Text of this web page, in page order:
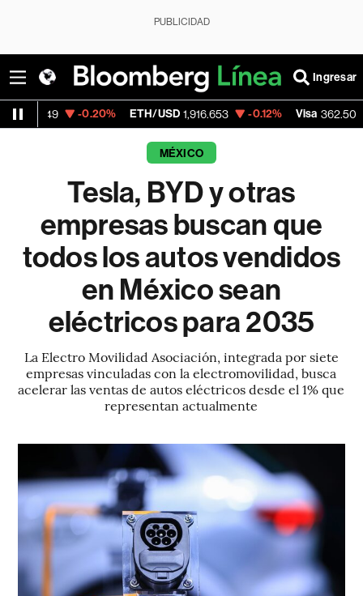
PUBLICIDAD
Ingresar
-0.20% ETH/USD 1,916.653 -0.12% Visa 362.50 -2.15%
MÉXICO
Tesla, BYD y otras
empresas buscan que
todos los autos vendidos
en México sean
eléctricos para 2035
La Electro Movilidad Asociación, integrada por siete
empresas vinculadas con la electromovilidad, busca
acelerar las ventas de autos eléctricos desde el 1% que
representan actualmente